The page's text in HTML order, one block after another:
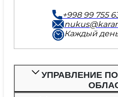
+998 99 755
Каждый
УПРАВЛЕНИЕ